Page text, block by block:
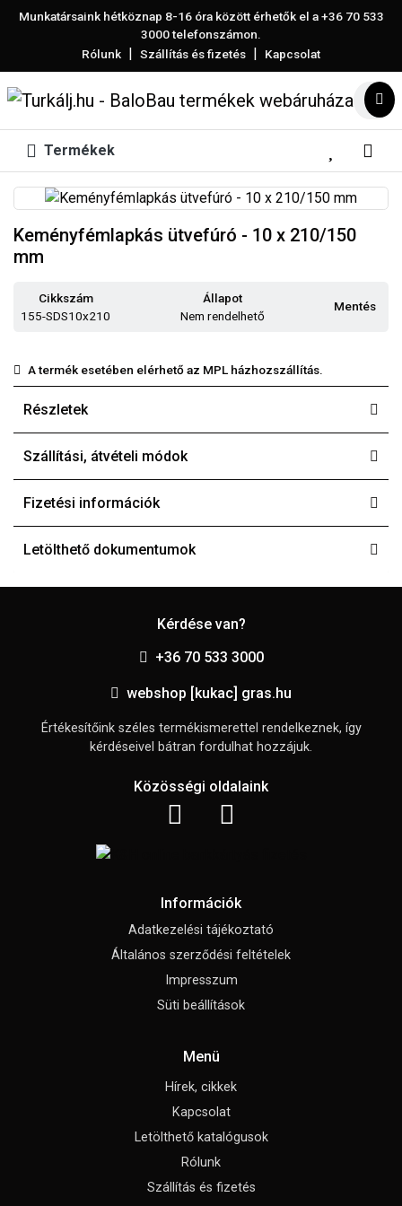
Munkatársaink hétköznap 8-16 óra között érhetők el a+36 70 533
3000telefonszámon.
Rólunk | Szállítás és fizetés | Kapcsolat
Termékek
Keményfémlapkás ütvefúró - 10 x 210/150
mm
Cikkszám
155-SDS10x210
Állapot
Nem rendelhető
Mentés
A termék esetében elérhető az MPL házhozszállítás.
Részletek
Szállítási, átvételi módok
Fizetési információk
Letölthető dokumentumok
Kérdése van?
+36 70 533 3000
webshop [kukac] gras.hu
Értékesítőink széles termékismerettel rendelkeznek, így
kérdéseivel bátran fordulhat hozzájuk.
Közösségi oldalaink
Információk
Adatkezelési tájékoztató
Általános szerződési feltételek
Impresszum
Süti beállítások
Menü
Hírek, cikkek
Kapcsolat
Letölthető katalógusok
Rólunk
Szállítás és fizetés